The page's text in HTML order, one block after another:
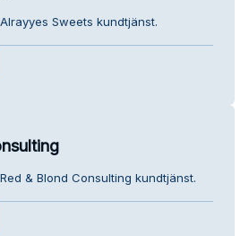
Sweets kundtjänst.
& Blond Consulting kundtjänst.